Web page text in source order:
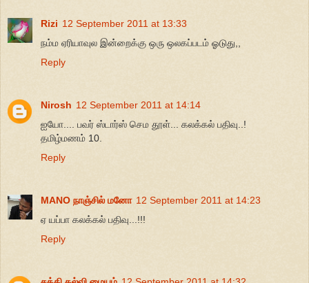
Rizi 12 September 2011 at 13:33
நம்ம ஏரியாவுல இன்றைக்கு ஒரு ஒலகப்படம் ஓடுது,,
Reply
Nirosh 12 September 2011 at 14:14
ஐயோ.... பவர் ஸ்டார்ஸ் செம தூள்... கலக்கல் பதிவு..!
தமிழ்மணம் 10.
Reply
MANO நாஞ்சில் மனோ 12 September 2011 at 14:23
ஏ யப்பா கலக்கல் பதிவு...!!!
Reply